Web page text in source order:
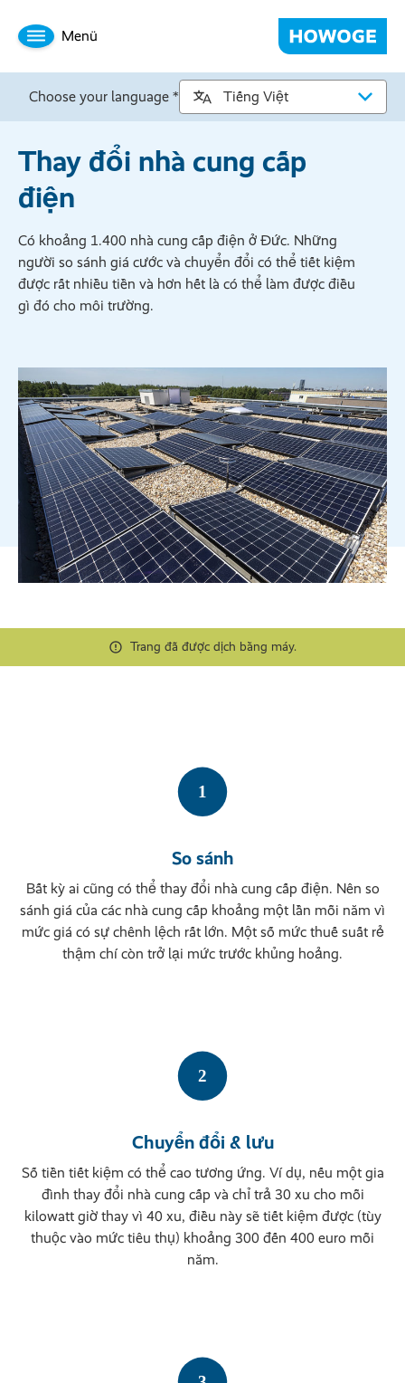
Menü
Choose your language *
Thay đổi nhà cung cấp
điện
Có khoảng 1.400 nhà cung cấp điện ở Đức. Những
người so sánh giá cước và chuyển đổi có thể tiết kiệm
được rất nhiều tiền và hơn hết là có thể làm được điều
gì đó cho môi trường.
Trang đã được dịch bằng máy.
So sánh
Bất kỳ ai cũng có thể thay đổi nhà cung cấp điện. Nên so
sánh giá của các nhà cung cấp khoảng một lần mỗi năm vì
mức giá có sự chênh lệch rất lớn. Một số mức thuế suất rẻ
thậm chí còn trở lại mức trước khủng hoảng.
Chuyển đổi & lưu
Số tiền tiết kiệm có thể cao tương ứng. Ví dụ, nếu một gia
đình thay đổi nhà cung cấp và chỉ trả 30 xu cho mỗi
kilowatt giờ thay vì 40 xu, điều này sẽ tiết kiệm được (tùy
thuộc vào mức tiêu thụ) khoảng 300 đến 400 euro mỗi
năm.